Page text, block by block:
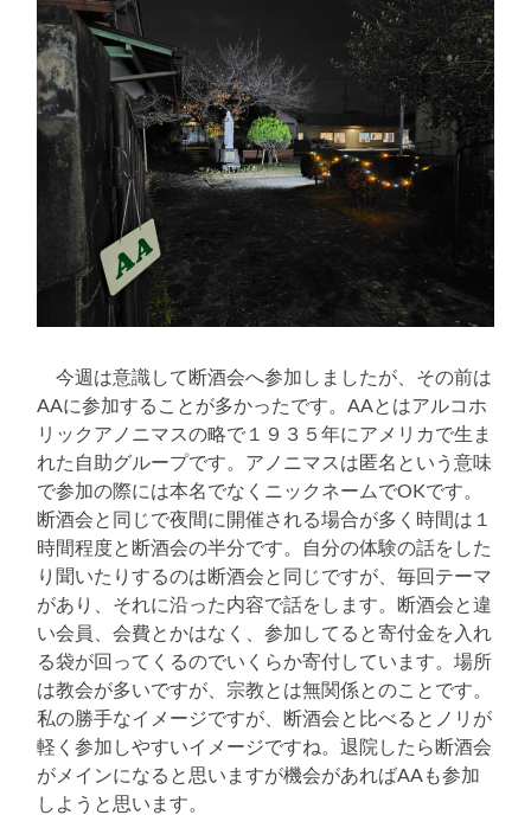
今週は意識して断酒会へ参加しましたが、その前は
AAに参加することが多かったです。AAとはアルコホ
リックアノニマスの略で１９３５年にアメリカで生ま
れた自助グループです。アノニマスは匿名という意味
で参加の際には本名でなくニックネームでOKです。
断酒会と同じで夜間に開催される場合が多く時間は１
時間程度と断酒会の半分です。自分の体験の話をした
り聞いたりするのは断酒会と同じですが、毎回テーマ
があり、それに沿った内容で話をします。断酒会と違
い会員、会費とかはなく、参加してると寄付金を入れ
る袋が回ってくるのでいくらか寄付しています。場所
は教会が多いですが、宗教とは無関係とのことです。
私の勝手なイメージですが、断酒会と比べるとノリが
軽く参加しやすいイメージですね。退院したら断酒会
がメインになると思いますが機会があればAAも参加
しようと思います。